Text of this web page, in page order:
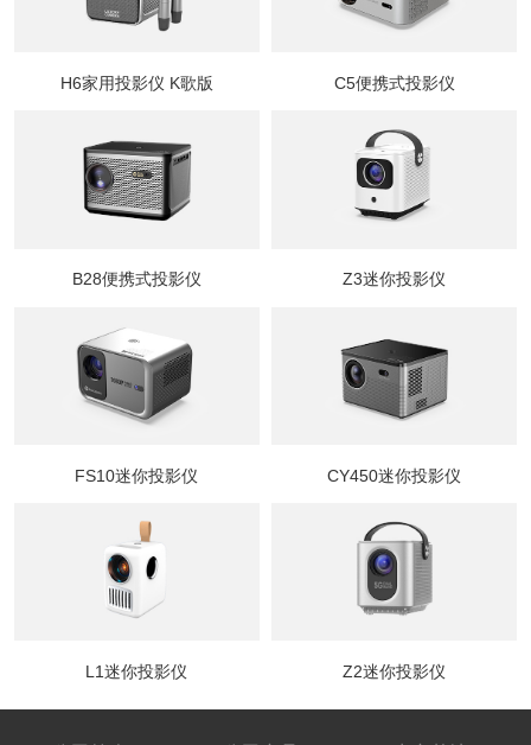
H6家用投影仪 K歌版 C5便携式投影仪
B28便携式投影仪 Z3迷你投影仪
FS10迷你投影仪 CY450迷你投影仪
L1迷你投影仪 Z2迷你投影仪